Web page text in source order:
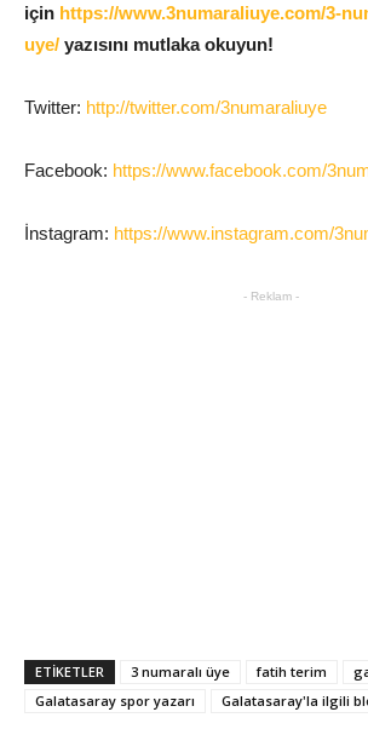
için https://www.3numaraliuye.com/3-
uye/ yazısını mutlaka okuyun!
Twitter: http://twitter.com/3numaraliuye
Facebook: https://www.facebook.com/
İnstagram: https://www.instagram.com/
- Reklam -
ETIKETLER 3 numaralı üye fatih terim
Galatasaray spor yazarı
Galatasaray'la ilgili